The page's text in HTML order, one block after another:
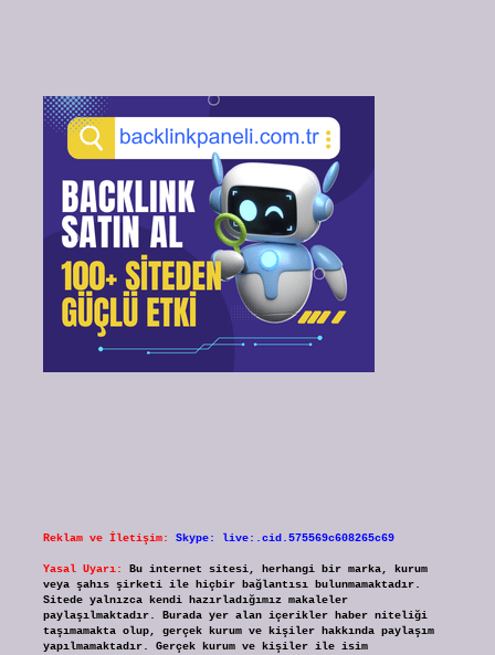
Reklam ve İletişim: Skype: live:.cid.575569c608265c69
Yasal Uyarı:
Bu internet sitesi, herhangi bir marka, kurum
veya şahıs şirketi ile hiçbir bağlantısı bulunmamaktadır.
Sitede yalnızca kendi hazırladığımız makaleler
paylaşılmaktadır. Burada yer alan içerikler haber niteliği
taşımamakta olup, gerçek kurum ve kişiler hakkında paylaşım
yapılmamaktadır. Gerçek kurum ve kişiler ile isim